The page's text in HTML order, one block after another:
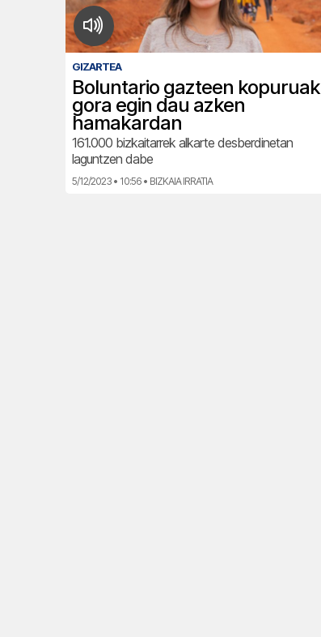
GIZARTEA
Boluntario gazteen kopuruak
gora egin dau azken
hamakardan
161.000 bizkaitarrek alkarte desberdinetan
laguntzen dabe
5/12/2023 • 10:56 • BIZKAIA IRRATIA